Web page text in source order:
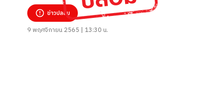
ข่าวปลอม
9 พฤศจิกายน 2565 | 13:30 น.